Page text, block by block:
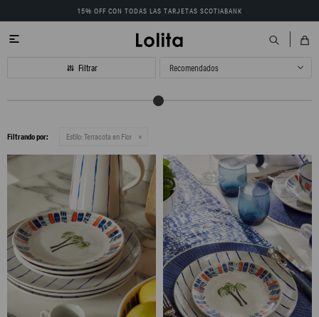
15% OFF CON TODAS LAS TARJETAS SCOTIABANK

Recomendados
Filtrando por: Estilo:Terracota en Flor